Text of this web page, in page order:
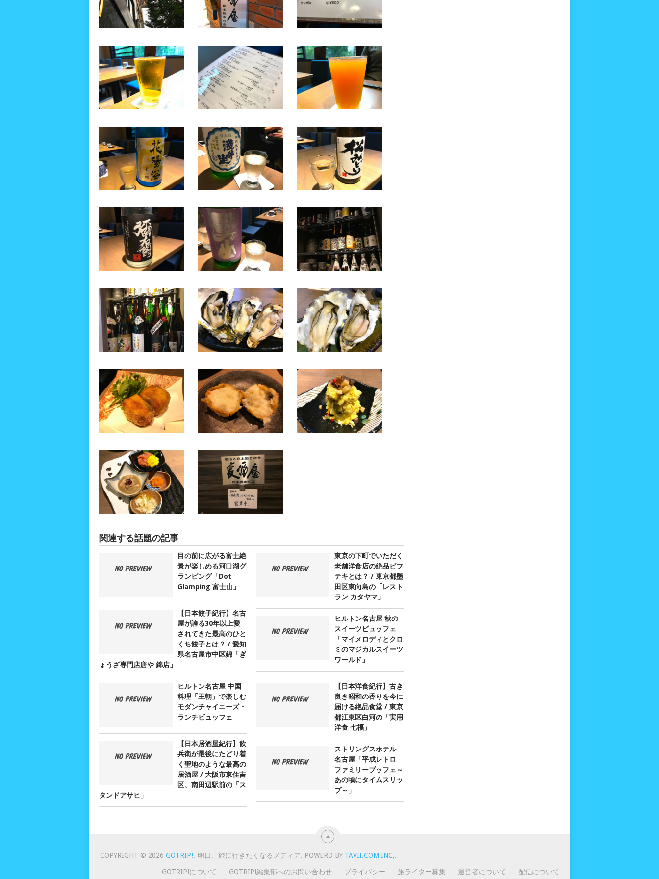
関連する話題の記事
目の前に広がる富士絶
景が楽しめる河口湖グ
ランピング「Dot
Glamping 富士山」
東京の下町でいただく
老舗洋食店の絶品ビフ
テキとは？ / 東京都墨
田区東向島の「レスト
ラン カタヤマ」
【日本餃子紀行】名古
屋が誇る30年以上愛
されてきた最高のひと
くち餃子とは？ / 愛知
県名古屋市中区錦「ぎ
ょうざ専門店唐や 錦店」
ヒルトン名古屋 秋の
スイーツビュッフェ
「マイメロディとクロ
ミのマジカルスイーツ
ワールド」
ヒルトン名古屋 中国
料理「王朝」で楽しむ
モダンチャイニーズ・
ランチビュッフェ
【日本洋食紀行】古き
良き昭和の香りを今に
届ける絶品食堂 / 東京
都江東区白河の「実用
洋食 七福」
【日本居酒屋紀行】飲
兵衛が最後にたどり着
く聖地のような最高の
居酒屋 / 大阪市東住吉
区、南田辺駅前の「ス
タンドアサヒ」
ストリングスホテル
名古屋「平成レトロ
ファミリーブッフェ～
あの頃にタイムスリッ
プ～」
COPYRIGHT © 2026 GOTRIP!. 明日、旅に行きたくなるメディア. POWERD BY TAVII.COM INC,.
GOTRIP!について GOTRIP!編集部へのお問い合わせ プライバシー 旅ライター募集 運営者について 配信について